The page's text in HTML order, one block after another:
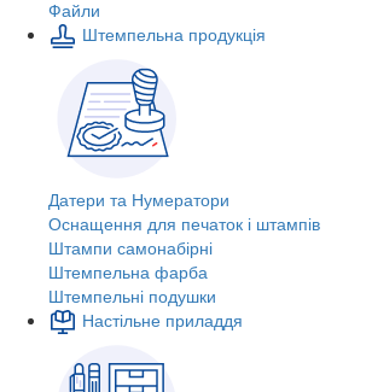
Файли
Штемпельна продукція
Датери та Нумератори
Оснащення для печаток і штампів
Штампи самонабірні
Штемпельна фарба
Штемпельні подушки
Настільне приладдя